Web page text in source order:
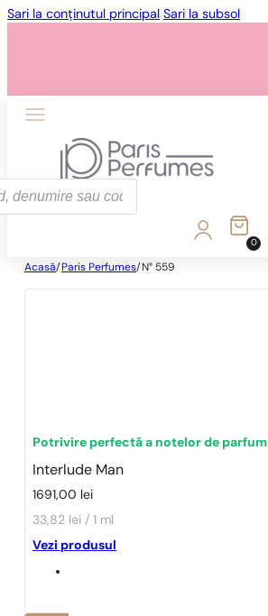
Sari la conținutul principal Sari la subsol
0
Acasă/ Paris Perfumes/ N° 559
Potrivire perfectă a notelor de parfum
Interlude Man
1691,00 lei
33,82 lei / 1 ml
Vezi produsul